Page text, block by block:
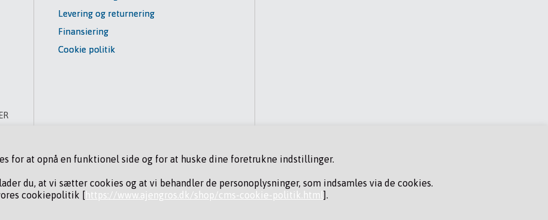
for at opnå en funktionel side og for at huske dine foretrukne indstillinger.
du, at vi sætter cookies og at vi behandler de personoplysninger, som indsamles via de cookies.
cookiepolitik [https://www.ajengros.dk/shop/cms-cookie-politik.html ].
Levering og returnering
Finansiering
Cookie politik